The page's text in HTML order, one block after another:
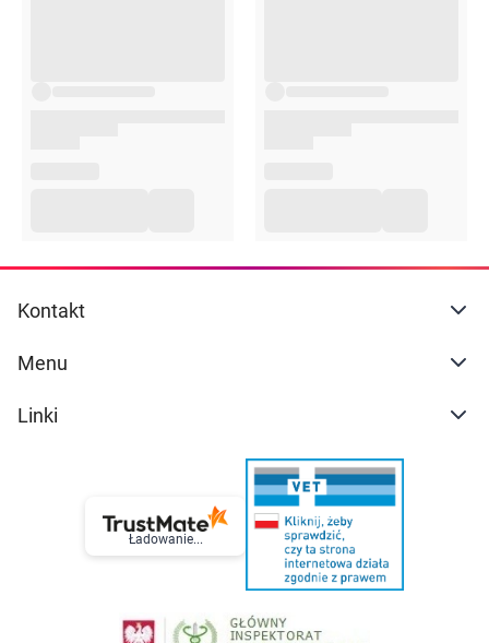
Kontakt
Menu
Linki
Ładowanie...